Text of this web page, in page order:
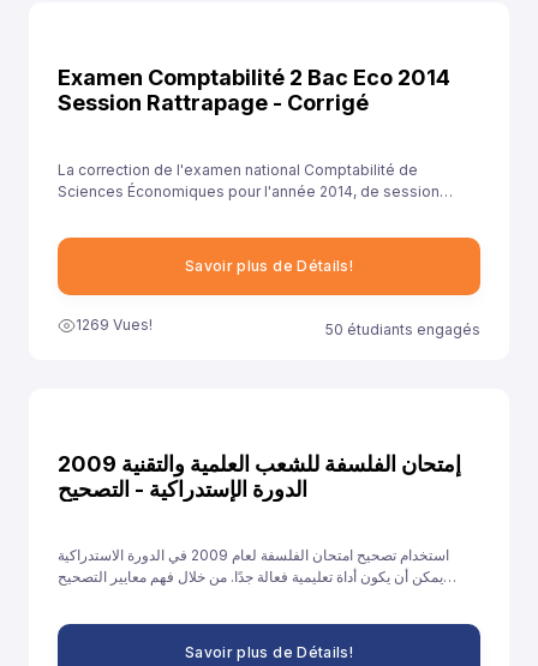
Examen Comptabilité 2 Bac Eco 2014
Session Rattrapage - Corrigé
La correction de l'examen national Comptabilité de
Sciences Économiques pour l'année 2014, de session
comprendre leurs erreurs et à améliorer leurs
Savoir plus de Détails!
1269 Vues! 50 étudiants engagés
إمتحان الفلسفة للشعب العلمية والتقنية 2009
الدورة الإستدراكية - التصحيح
استخدام تصحيح امتحان الفلسفة لعام 2009 في الدورة الاستدراكية
يمكن أن يكون أداة تعليمية فعالة جدًا. من خلال فهم معايير التصحيح
أدائهم والاستعداد بشكل أفضل للامتحانات القادمة.
Savoir plus de Détails!